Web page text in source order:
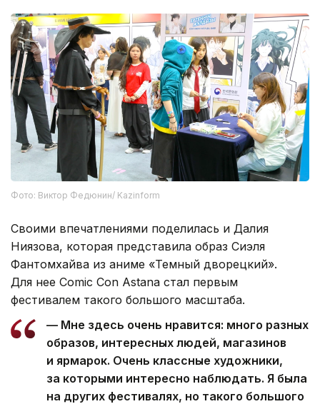
Фото: Виктор Федюнин/ Kazinform
Своими впечатлениями поделилась и Далия
Ниязова, которая представила образ Сиэля
Фантомхайва из аниме «Темный дворецкий».
Для нее Comic Con Astana стал первым
фестивалем такого большого масштаба.
— Мне здесь очень нравится: много разных
образов, интересных людей, магазинов
и ярмарок. Очень классные художники,
за которыми интересно наблюдать. Я была
на других фестивалях, но такого большого